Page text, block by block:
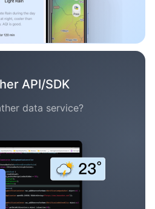
API/SDK
data service?